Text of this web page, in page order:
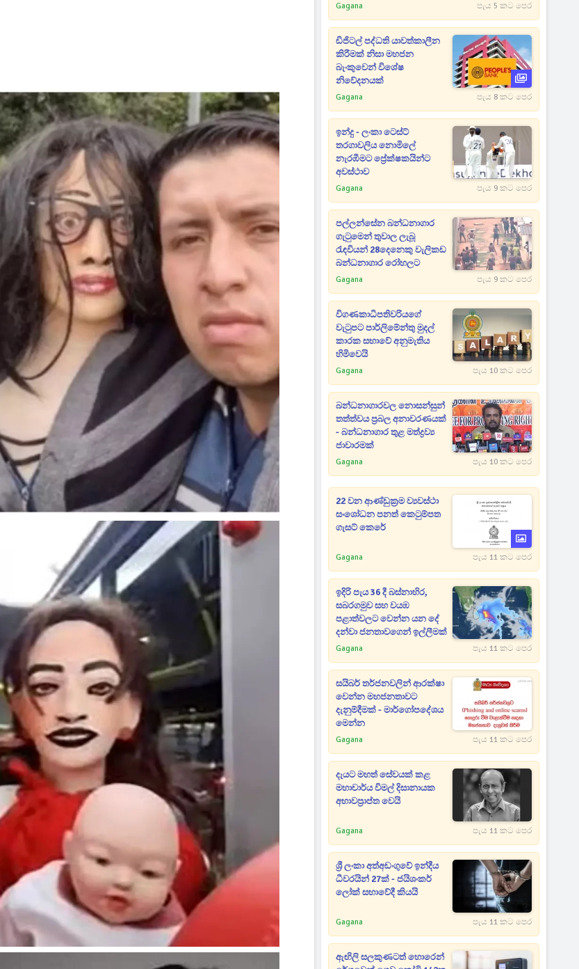
Gagana පැය 5 කට පෙර
ඩිජිටල් පද්ධති යාවත්කාලීන
කිරීමක් නිසා මහජන
බැංකුවෙන් විශේෂ
නිවේදනයක්
Gagana පැය 8 කට පෙර
ඉන්දු - ලංකා ටෙස්ට්
තරගාවලිය නොමිලේ
නැරඹීමට ප්‍රේක්ෂකයින්ට
අවස්ථාව
Gagana පැය 9 කට පෙර
පල්ලන්සේන බන්ධනාගාර
ගැටුමෙන් තුවාල ලැබූ
රැඳවියන් 28දෙනෙකු වැලිකඩ
බන්ධනාගාර රෝහලට
Gagana පැය 9 කට පෙර
විගණකාධිපතිවරියගේ
වැටුපට පාර්ලිමේන්තු මුදල්
කාරක සභාවේ අනුමැතිය
හිමිවෙයි
Gagana පැය 10 කට පෙර
බන්ධනාගාරවල නොසන්සුන්
තත්ත්වය ප්‍රබල අනාවරණයක්
- බන්ධනාගාර තුළ මත්ද්‍රව්‍ය
ජාවාරමක්
Gagana පැය 10 කට පෙර
22 වන ආණ්ඩුක්‍රම ව්‍යවස්ථා
සංශෝධන පනත් කෙටුම්පත
ගැසට් කෙරේ
Gagana පැය 11 කට පෙර
ඉදිරි පැය 36 දී බස්නාහිර,
සබරගමුව සහ වයඹ
පළාත්වලට වෙන්න යන දේ
දන්වා ජනතාවගෙන් ඉල්ලීමක්
Gagana පැය 11 කට පෙර
සයිබර් තර්ජනවලින් ආරක්ෂා
වෙන්න මහජනතාවට
දැනුම්දීමක් - මාර්ගෝපදේශය
මෙන්න
Gagana පැය 11 කට පෙර
දැයට මහත් සේවයක් කළ
මහාචාර්ය විමල් දිසානායක
අභාවප්‍රාප්ත වෙයි
Gagana පැය 11 කට පෙර
ශ්‍රී ලංකා අත්අඩංගුවේ ඉන්දීය
ධීවරයින් 27ක් - ජයිශංකර්
ලෝක් සභාවේදී කියයි
Gagana පැය 11 කට පෙර
ඇඟිලි සලකුණටත් හොරෙන්